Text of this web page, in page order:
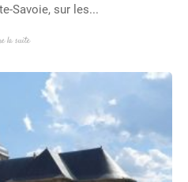
Savoie, sur les...
la suite